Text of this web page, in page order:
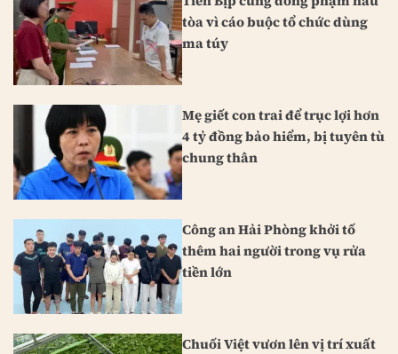
tòa vì cáo buộc tổ chức dùng
ma túy
Mẹ giết con trai để trục lợi hơn
4 tỷ đồng bảo hiểm, bị tuyên tù
chung thân
Công an Hải Phòng khởi tố
thêm hai người trong vụ rửa
tiền lớn
Chuối Việt vươn lên vị trí xuất